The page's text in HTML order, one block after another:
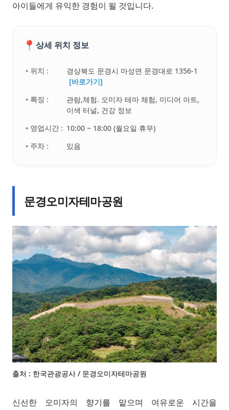
아이들에게 유익한 경험이 될 것입니다.
📍 상세 위치 정보
• 위치 :
경상북도 문경시 마성면 문경대로 1356-1
[바로가기]
• 특징 :
관람,체험. 오미자 테마 체험, 미디어 아트,
이색 터널, 건강 정보
• 영업시간 : 10:00 ~ 18:00 (월요일 휴무)
• 주차 :
있음
문경오미자테마공원
출처 : 한국관광공사 / 문경오미자테마공원
신선한 오미자의 향기를 맡으며 여유로운 시간을